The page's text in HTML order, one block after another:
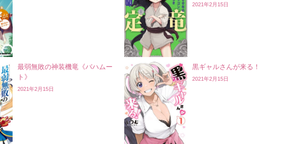
2021年2月15日
最弱無敗の神装機竜《バハムー
ト》
2021年2月15日
黒ギャルさんが来る！
2021年2月15日